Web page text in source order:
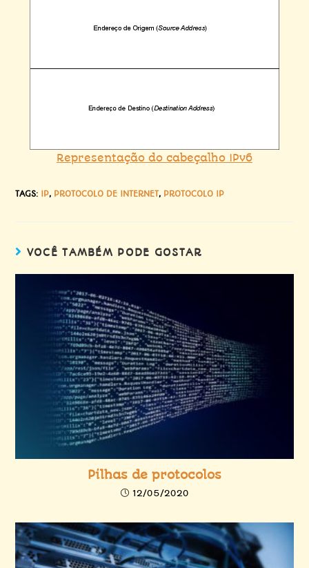
Representação do cabeçalho IPv6
TAGS: IP, PROTOCOLO DE INTERNET, PROTOCOLO IP
VOCÊ TAMBÉM PODE GOSTAR
Pilhas de protocolos
12/05/2020